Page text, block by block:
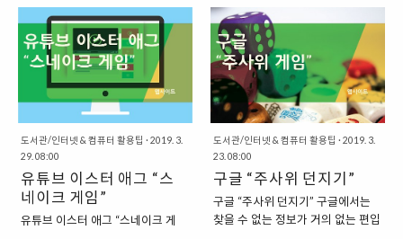
렇지 않은 곳이 많았다. 컴퓨터 성능
이 별로 좋지 않은 곳도 있었는데,
개인적으로는 손에 편한 키보드와
마우스가 굉장히 중요했기에, PC방
에 가면서도 ..
것만이 아니라, 게임을 실제로 즐길
수 있는 환경을 제공하기도 합니다.
추억의 게임들을 즐기기 위한 방법
은 단순합니다. 사이트에 접속하고,
마음에 드는 게임을 선택한 뒤, 실행
버튼을 누르면 그대로 즐길 수 있습
니다. 현재 기록되..
제작되고, 세상에 모습을 드러내고
있습니다. 그리고 시간이 지나면 현
재 많은 사람들이 즐기고 있는 게임
들 역시도 고전게임으로 분류가 되
기도 하겠지요. 고전게임은 더 이상
많은 사람들이 즐기는 게임은 아니
지만, 간혹 향수를 불러일으키기 위
해서 하는 경우가 있기도 합니다. 하
지만, 막상 이렇게 오래된 고전게임
을 찾아보려고 하면 은근히 찾기가
어렵기도 하지요. “고전게임을 정리
하고 소개하는 블로그, 김병조의 고
전게임” 이렇게, 고전게임을 누군가
명한 인터넷 게임방송을 떠올려 보
자면, “아프리카 TV”라는 곳을 떠올
려 볼 수 있습니다. 아프리카 TV는
제법 물의를 일으키기도 했지만, 그
럼에도 불구하고 여전히 많은 사람
들이 이 곳에서 방송을 송출하고 시
청하고 있지요. 이러한 인터넷 개인
방송 콘셉트에서 아이디어를 따와
서 공중파에서도 “마이 리틀 텔레비
전”이라는 이름의 방송이 공개되기
도 했지요. “해외의 게임 전문 온라
인 개인 방송 플랫폼, 트위치
도서관/인터넷 & 컴퓨터 활용팁 · 2019. 3.
29. 08:00
유튜브 이스터 애그 “스
네이크 게임”
유튜브 이스터 애그 “스네이크 게
도서관/인터넷 & 컴퓨터 활용팁 · 2019. 3.
23. 08:00
구글 “주사위 던지기”
구글 “주사위 던지기” 구글에서는
찾을 수 없는 정보가 거의 없는 편입